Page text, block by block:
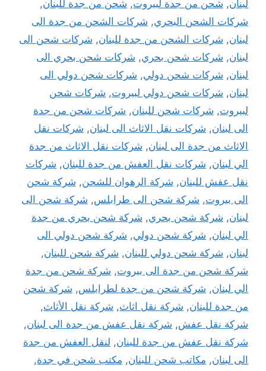
لبنان, شحن من جدة لبيروت, شحن من جدة للبنان,
شركات الشحن البحري, شركات الشحن من جدة الى
لبنان, شركات الشحن من جدة للبنان, شركات شحن الى
لبنان, شركات شحن بحري, شركات شحن بحري الى
لبنان, شركات شحن دولي, شركات شحن دولي الى
لبنان, شركات شحن دولي لبيروت, شركات شحن
لبيروت, شركات شحن للبنان, شركات شحن من جدة
الى لبنان, شركات نقل الاثاث الى لبنان, شركات نقل
الاثاث من جدة الى لبنان, شركات نقل الاثاث من جدة
الي لبنان, شركات نقل العفش من جدة للبنان, شركات
نقل عفش للبنان, شركة الرهوان للشحن, شركة شحن
الى بيروت, شركة شحن الى طرابلس, شركة شحن الى
لبنان, شركة شحن بحري, شركة شحن بحري من جدة
الي لبنان, شركة شحن دولي, شركة شحن دولي الى
لبنان, شركة شحن دولي للبنان, شركة شحن للبنان,
شركة شحن من جدة الى بيروت, شركة شحن من جدة
الي لبنان, شركة شحن من جدة لطرابلس, شركة شحن
من جدة للبنان, شركة نقل اثاث, شركة نقل الأثاث,
شركة نقل عفش, شركة نقل عفش من جدة الى لبنان,
شركة نقل عفش من جدة للبنان, لنقل العفش من جدة
الى لبنان, مكاتب شحن للبنان, مكتب شحن في جدة,